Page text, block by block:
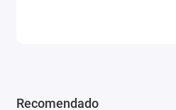
Recomendado